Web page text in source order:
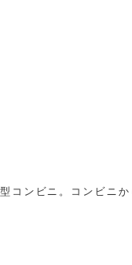
コンビニ。コンビニ